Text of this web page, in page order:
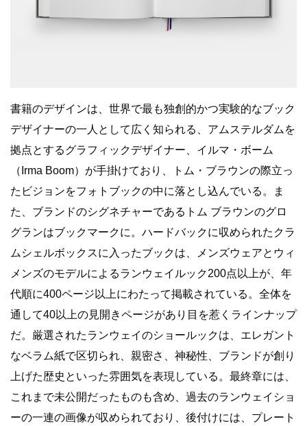
書籍のデザインは、世界で最も独創的かつ実験的なブック
デザイナーの一人として広く知られる、アムステルダムを
拠点とするグラフィックデザイナー、イルマ・ボーム
（Irma Boom）が手掛けており、トム・ブラウンの際立っ
たビジョンをフォトブックの中に落とし込んでいる。ま
た、ブランドのシグネチャーであるトム ブラウンのグロ
グランはブックマークに。ハードバックに収められたクラ
ムシェルボックスに入ったブックは、メンズウェアとウィ
メンズのモデルによるランウェイルック200点以上が、年
代順に400ページ以上にわたって掲載されている。全体を
通して40以上の見開きページがあり目を惹くラインナップ
だ。厳選されたランウェイのショールックは、エレガント
なベラム紙で区切られ、親密さ、神秘性、ブランドが創り
上げた歴史といった雰囲気を表現している。最終章には、
これまで未公開だったものも含め、過去のランウェイショ
ーの一連の画像が収められており、後付けには、プレート